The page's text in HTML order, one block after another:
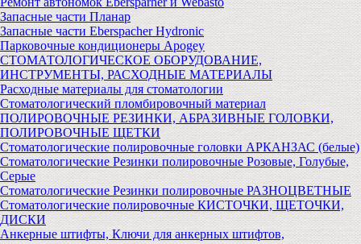
Запасные части Планар
Запасные части Eberspacher Hydronic
Парковочные кондиционеры Apogey
СТОМАТОЛОГИЧЕСКОЕ ОБОРУДОВАНИЕ,
ИНСТРУМЕНТЫ, РАСХОДНЫЕ МАТЕРИАЛЫ
Расходные материалы для стоматологии
Стоматологический пломбировочный материал
ПОЛИРОВОЧНЫЕ РЕЗИНКИ, АБРАЗИВНЫЕ ГОЛОВКИ,
ПОЛИРОВОЧНЫЕ ЩЕТКИ
Стоматологические полировочные головки АРКАНЗАС (белые)
Стоматологические Резинки полировочные Розовые, Голубые,
Серые
Стоматологические Резинки полировочные РАЗНОЦВЕТНЫЕ
Стоматологические полировочные КИСТОЧКИ, ЩЕТОЧКИ,
ДИСКИ
Анкерные штифты, Ключи для анкерных штифтов,